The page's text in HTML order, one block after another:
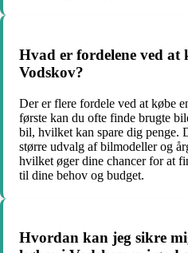
Hvad er fordelene ved at
Vodskov?
Der er flere fordele ved at købe
første kan du ofte finde brugte
bil, hvilket kan spare dig penge.
større udvalg af bilmodeller og
hvilket øger dine chancer for at
til dine behov og budget.
Hvordan kan jeg sikre